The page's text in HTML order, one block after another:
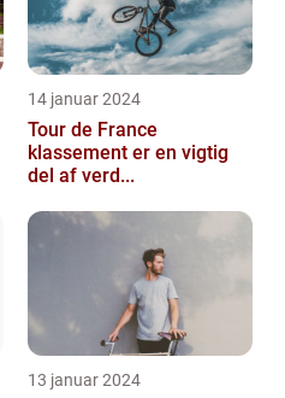
14 januar 2024
Tour de France
klassement er en vigtig
del af verd...
13 januar 2024